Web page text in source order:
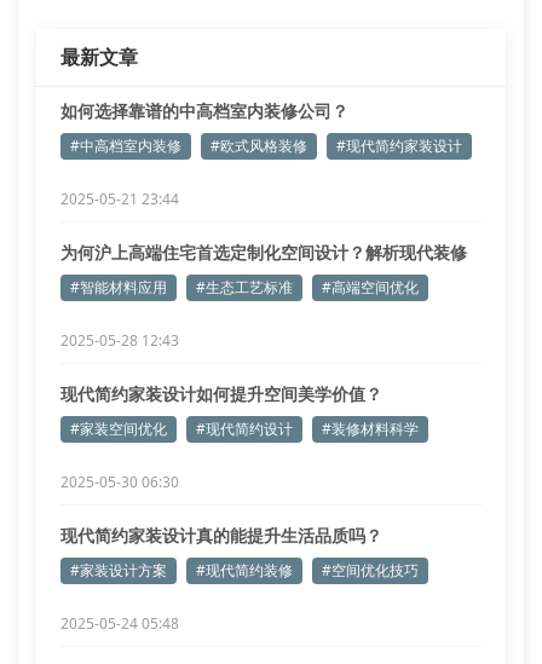
最新文章
如何选择靠谱的中高档室内装修公司？
#中高档室内装修 #欧式风格装修 #现代简约家装设计
2025-05-21 23:44
为何沪上高端住宅首选定制化空间设计？解析现代装修
新趋势
#智能材料应用 #生态工艺标准 #高端空间优化
2025-05-28 12:43
现代简约家装设计如何提升空间美学价值？
#家装空间优化 #现代简约设计 #装修材料科学
2025-05-30 06:30
现代简约家装设计真的能提升生活品质吗？
#家装设计方案 #现代简约装修 #空间优化技巧
2025-05-24 05:48